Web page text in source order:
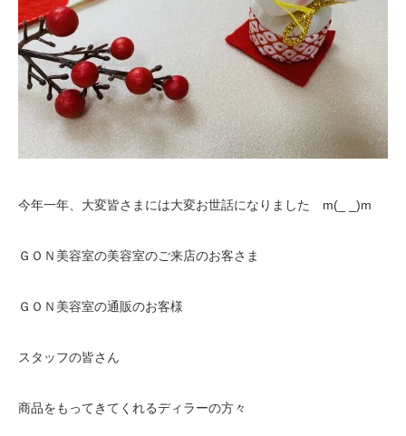
今年一年、大変皆さまには大変お世話になりました m(_ _)m
ＧＯＮ美容室の美容室のご来店のお客さま
ＧＯＮ美容室の通販のお客様
スタッフの皆さん
商品をもってきてくれるディラーの方々